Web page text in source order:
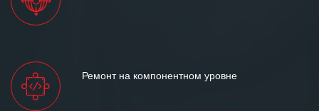
Ремонт на компонентном уровне